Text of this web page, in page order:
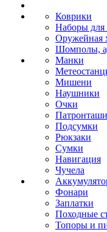
Коврики
Наборы для
Оружейная
Шомполы,
Манки
Мишени
Наушники
Очки
Патронташи
Подсумки
Рюкзаки
Сумки
Навигация
Чучела
Фонари
Заплатки
Походные
Топоры и